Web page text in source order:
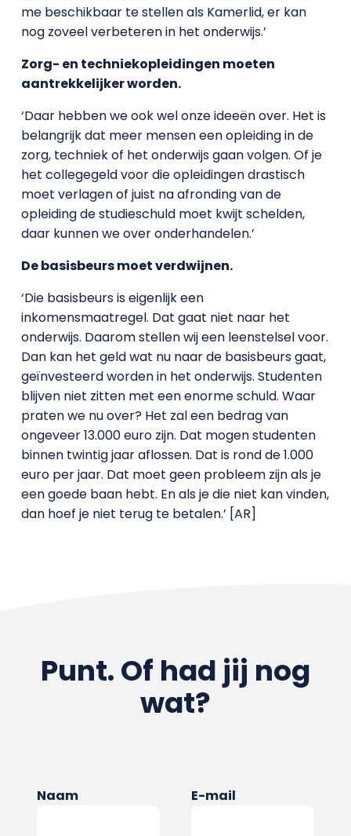
me beschikbaar te stellen als Kamerlid, er kan
nog zoveel verbeteren in het onderwijs.’
Zorg- en techniekopleidingen moeten
aantrekkelijker worden.
‘Daar hebben we ook wel onze ideeën over. Het is
belangrijk dat meer mensen een opleiding in de
zorg, techniek of het onderwijs gaan volgen. Of je
het collegegeld voor die opleidingen drastisch
moet verlagen of juist na afronding van de
opleiding de studieschuld moet kwijt schelden,
daar kunnen we over onderhandelen.’
De basisbeurs moet verdwijnen.
‘Die basisbeurs is eigenlijk een
inkomensmaatregel. Dat gaat niet naar het
onderwijs. Daarom stellen wij een leenstelsel voor.
Dan kan het geld wat nu naar de basisbeurs gaat,
geïnvesteerd worden in het onderwijs. Studenten
blijven niet zitten met een enorme schuld. Waar
praten we nu over? Het zal een bedrag van
ongeveer 13.000 euro zijn. Dat mogen studenten
binnen twintig jaar aflossen. Dat is rond de 1.000
euro per jaar. Dat moet geen probleem zijn als je
een goede baan hebt. En als je die niet kan vinden,
dan hoef je niet terug te betalen.’ [AR]
Punt. Of had jij nog
wat?
Naam E-mail